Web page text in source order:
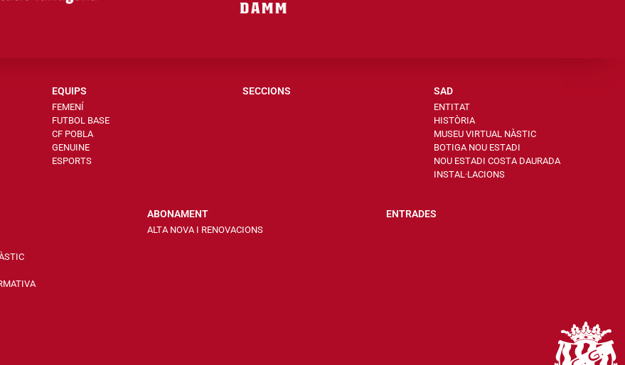
EQUIPS
FEMENÍ
FUTBOL BASE
CF POBLA
GENUINE
ESPORTS
SECCIONS SAD
ENTITAT
HISTÒRIA
MUSEU VIRTUAL NÀSTIC
BOTIGA NOU ESTADI
NOU ESTADI COSTA DAURADA
INSTAL·LACIONS
ABONAMENT
ALTA NOVA I RENOVACIONS
ENTRADES